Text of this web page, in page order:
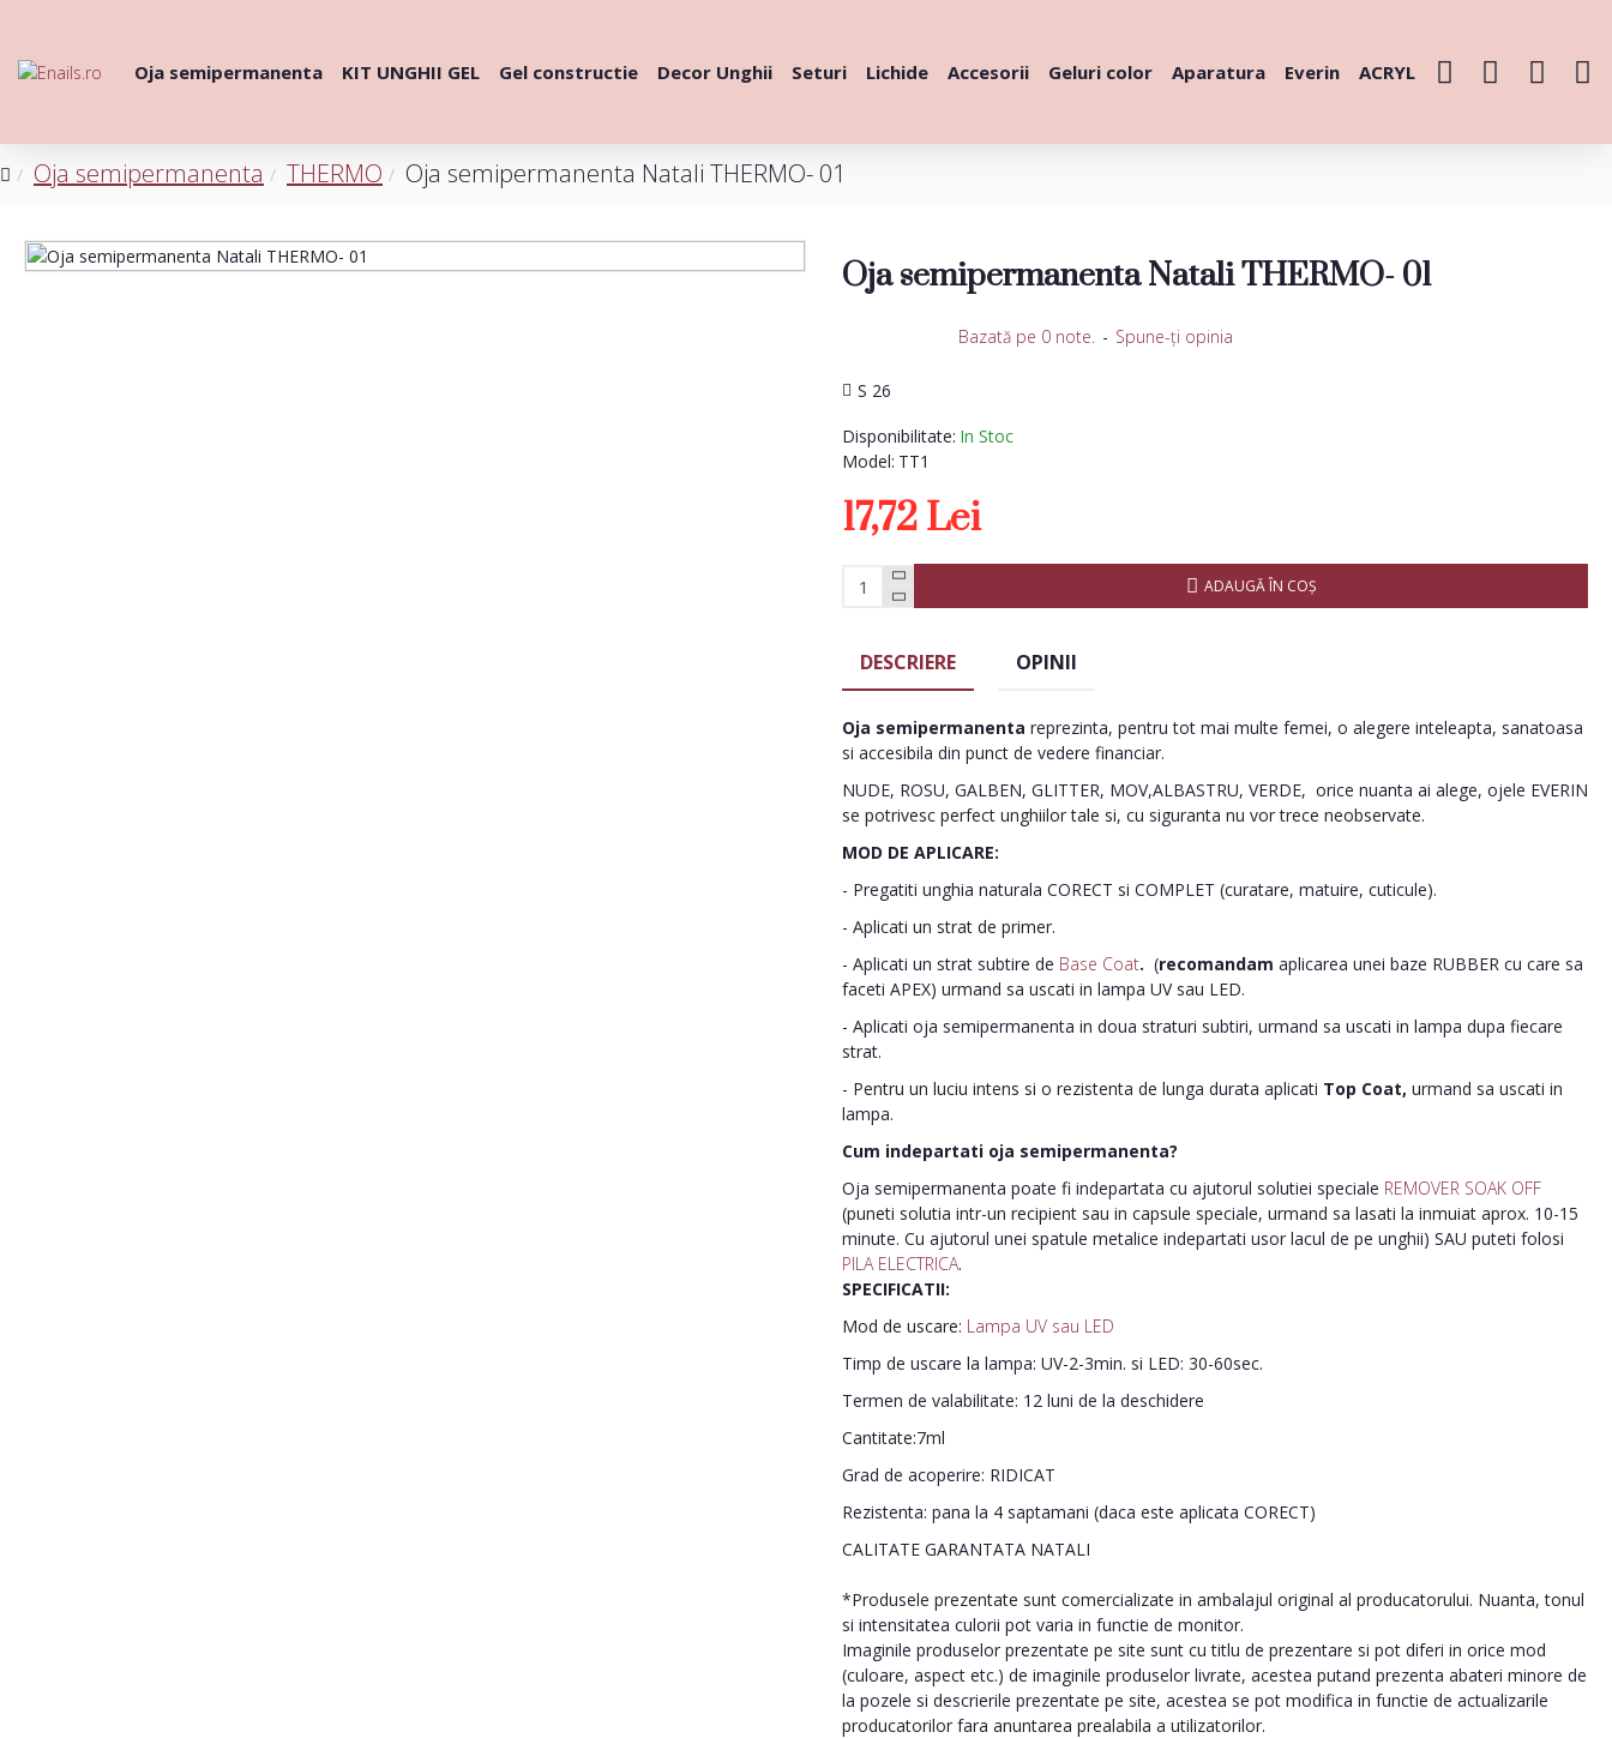
Oja semipermanenta KIT UNGHII GEL Gel constructie Decor Unghii Seturi Lichide Accesorii Geluri color Aparatura Everin ACRYL
Oja semipermanenta THERMO Oja semipermanenta Natali THERMO- 01
Oja semipermanenta Natali THERMO- 01
Disponibilitate: In Stoc
Model: TT1
S 26
Bazată pe 0 note. - Spune-ţi opinia
17,72 Lei
ADAUGĂ ÎN COŞ
DESCRIERE OPINII
Oja semipermanenta reprezinta, pentru tot mai multe femei, o alegere inteleapta, sanatoasa
si accesibila din punct de vedere financiar.
NUDE, ROSU, GALBEN, GLITTER, MOV,ALBASTRU, VERDE, orice nuanta ai alege, ojele EVERIN
se potrivesc perfect unghiilor tale si, cu siguranta nu vor trece neobservate.
MOD DE APLICARE:
- Pregatiti unghia naturala CORECT si COMPLET (curatare, matuire, cuticule).
- Aplicati un strat de primer.
- Aplicati un strat subtire de Base Coat. (recomandam aplicarea unei baze RUBBER cu care sa
faceti APEX) urmand sa uscati in lampa UV sau LED.
- Aplicati oja semipermanenta in doua straturi subtiri, urmand sa uscati in lampa dupa fiecare
strat.
- Pentru un luciu intens si o rezistenta de lunga durata aplicati Top Coat, urmand sa uscati in
lampa.
Cum indepartati oja semipermanenta?
Oja semipermanenta poate fi indepartata cu ajutorul solutiei speciale REMOVER SOAK OFF
(puneti solutia intr-un recipient sau in capsule speciale, urmand sa lasati la inmuiat aprox. 10-15
minute. Cu ajutorul unei spatule metalice indepartati usor lacul de pe unghii) SAU puteti folosi
PILA ELECTRICA.
SPECIFICATII:
Mod de uscare: Lampa UV sau LED
Timp de uscare la lampa: UV-2-3min. si LED: 30-60sec.
Termen de valabilitate: 12 luni de la deschidere
Cantitate:7ml
Grad de acoperire: RIDICAT
Rezistenta: pana la 4 saptamani (daca este aplicata CORECT)
CALITATE GARANTATA NATALI
*Produsele prezentate sunt comercializate in ambalajul original al producatorului. Nuanta, tonul
si intensitatea culorii pot varia in functie de monitor.
Imaginile produselor prezentate pe site sunt cu titlu de prezentare si pot diferi in orice mod
(culoare, aspect etc.) de imaginile produselor livrate, acestea putand prezenta abateri minore de
la pozele si descrierile prezentate pe site, acestea se pot modifica in functie de actualizarile
producatorilor fara anuntarea prealabila a utilizatorilor.